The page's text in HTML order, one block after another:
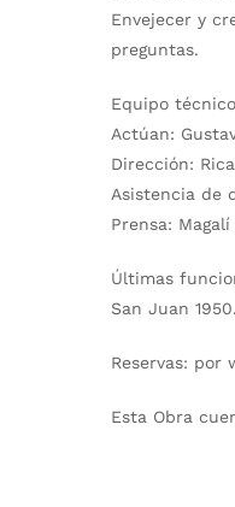
Envejecer y
preguntas.
Equipo técnico
Actúan:
Dirección:
Asistencia de
Prensa:
Últimas
San Juan 1950.
Reservas: por
Esta Obra